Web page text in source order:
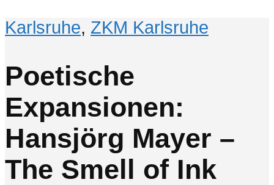
Karlsruhe, ZKM Karlsruhe
Poetische
Expansionen:
Hansjörg Mayer –
The Smell of Ink